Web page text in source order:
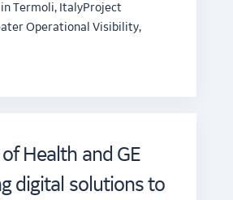
Termoli, ItalyProject
Operational Visibility,
Health and GE
digital solutions to